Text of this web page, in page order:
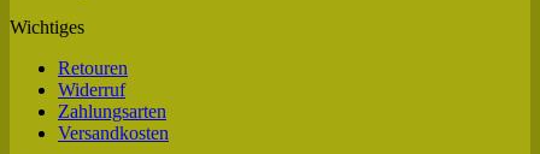
Wichtiges
Retouren
Widerruf
Zahlungsarten
Versandkosten